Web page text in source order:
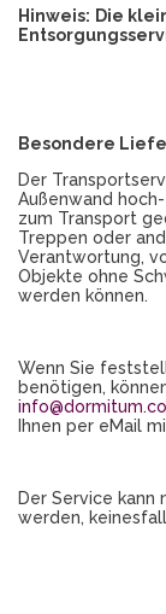
Hinweis: Die
Besondere
Der
Außenwand
zum Transport
Treppen oder
Verantwortung,
Objekte ohne
werden können.
Wenn Sie
benötigen,
Ihnen per eMail
Der Service
werden,